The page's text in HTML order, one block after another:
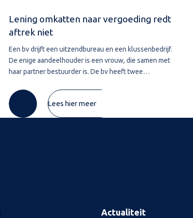
Lening omkatten naar vergoeding redt
aftrek niet
Een bv drijft een uitzendbureau en een klussenbedrijf.
De enige aandeelhouder is een vrouw, die samen met
haar partner bestuurder is. De bv heeft twee
vordering van ruim € 74.000 betreft de
Lees hier meer
Actualiteit